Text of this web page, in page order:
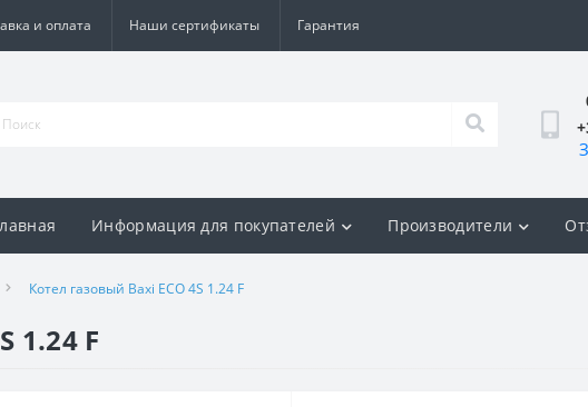
и оплата Наши сертификаты Гарантия
Информация для покупателей Производители
Котел газовый Baxi ECO 4S 1.24 F
1.24 F